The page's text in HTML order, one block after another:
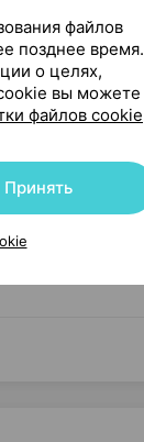
файлов
позднее время.
о целях,
вы можете
файлов cookie
Принять